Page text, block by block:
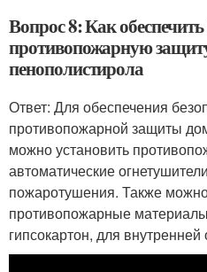
Вопрос 8: Как обеспечить
противопожарную
пенополистирола
Ответ: Для обеспечения
противопожарной защиты
можно установить
автоматические
пожаротушения. Также
противопожарные
гипсокартон, для внутренней